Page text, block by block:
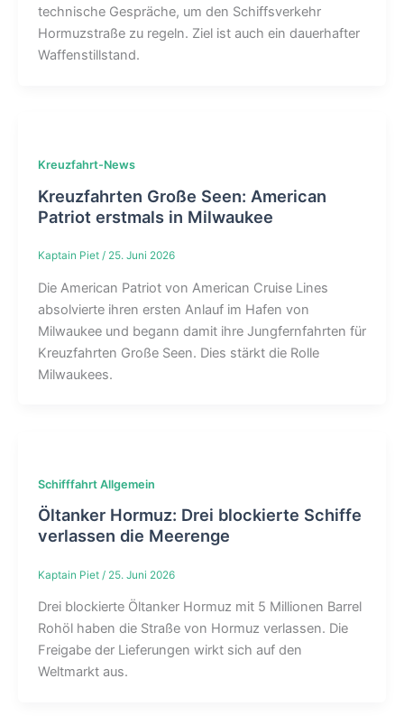
technische Gespräche, um den Schiffsverkehr
Hormuzstraße zu regeln. Ziel ist auch ein dauerhafter
Waffenstillstand.
Kreuzfahrt-News
Kreuzfahrten Große Seen: American
Patriot erstmals in Milwaukee
Kaptain Piet / 25. Juni 2026
Die American Patriot von American Cruise Lines
absolvierte ihren ersten Anlauf im Hafen von
Milwaukee und begann damit ihre Jungfernfahrten für
Kreuzfahrten Große Seen. Dies stärkt die Rolle
Milwaukees.
Schifffahrt Allgemein
Öltanker Hormuz: Drei blockierte Schiffe
verlassen die Meerenge
Kaptain Piet / 25. Juni 2026
Drei blockierte Öltanker Hormuz mit 5 Millionen Barrel
Rohöl haben die Straße von Hormuz verlassen. Die
Freigabe der Lieferungen wirkt sich auf den
Weltmarkt aus.